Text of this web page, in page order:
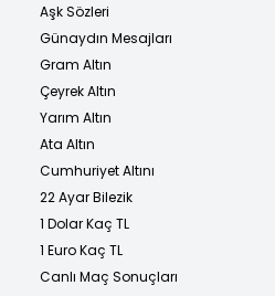
Aşk Sözleri
Günaydın Mesajları
Gram Altın
Çeyrek Altın
Yarım Altın
Ata Altın
Cumhuriyet Altını
22 Ayar Bilezik
1 Dolar Kaç TL
1 Euro Kaç TL
Canlı Maç Sonuçları